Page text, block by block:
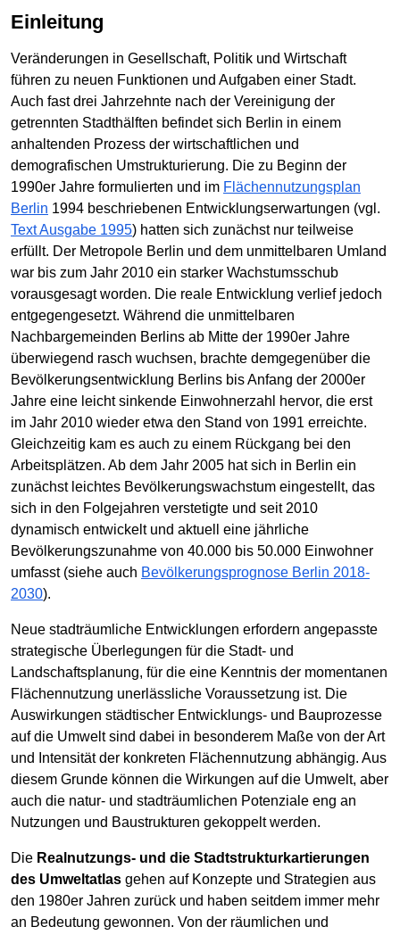
Einleitung
Veränderungen in Gesellschaft, Politik und Wirtschaft
führen zu neuen Funktionen und Aufgaben einer Stadt.
Auch fast drei Jahrzehnte nach der Vereinigung der
getrennten Stadthälften befindet sich Berlin in einem
anhaltenden Prozess der wirtschaftlichen und
demografischen Umstrukturierung. Die zu Beginn der
1990er Jahre formulierten und im Flächennutzungsplan
Berlin 1994 beschriebenen Entwicklungserwartungen (vgl.
Text Ausgabe 1995) hatten sich zunächst nur teilweise
erfüllt. Der Metropole Berlin und dem unmittelbaren Umland
war bis zum Jahr 2010 ein starker Wachstumsschub
vorausgesagt worden. Die reale Entwicklung verlief jedoch
entgegengesetzt. Während die unmittelbaren
Nachbargemeinden Berlins ab Mitte der 1990er Jahre
überwiegend rasch wuchsen, brachte demgegenüber die
Bevölkerungsentwicklung Berlins bis Anfang der 2000er
Jahre eine leicht sinkende Einwohnerzahl hervor, die erst
im Jahr 2010 wieder etwa den Stand von 1991 erreichte.
Gleichzeitig kam es auch zu einem Rückgang bei den
Arbeitsplätzen. Ab dem Jahr 2005 hat sich in Berlin ein
zunächst leichtes Bevölkerungswachstum eingestellt, das
sich in den Folgejahren verstetigte und seit 2010
dynamisch entwickelt und aktuell eine jährliche
Bevölkerungszunahme von 40.000 bis 50.000 Einwohner
umfasst (siehe auch Bevölkerungsprognose Berlin 2018-
2030).
Neue stadträumliche Entwicklungen erfordern angepasste
strategische Überlegungen für die Stadt- und
Landschaftsplanung, für die eine Kenntnis der momentanen
Flächennutzung unerlässliche Voraussetzung ist. Die
Auswirkungen städtischer Entwicklungs- und Bauprozesse
auf die Umwelt sind dabei in besonderem Maße von der Art
und Intensität der konkreten Flächennutzung abhängig. Aus
diesem Grunde können die Wirkungen auf die Umwelt, aber
auch die natur- und stadträumlichen Potenziale eng an
Nutzungen und Baustrukturen gekoppelt werden.
Die Realnutzungs- und die Stadtstrukturkartierungen
des Umweltatlas gehen auf Konzepte und Strategien aus
den 1980er Jahren zurück und haben seitdem immer mehr
an Bedeutung gewonnen. Von der räumlichen und